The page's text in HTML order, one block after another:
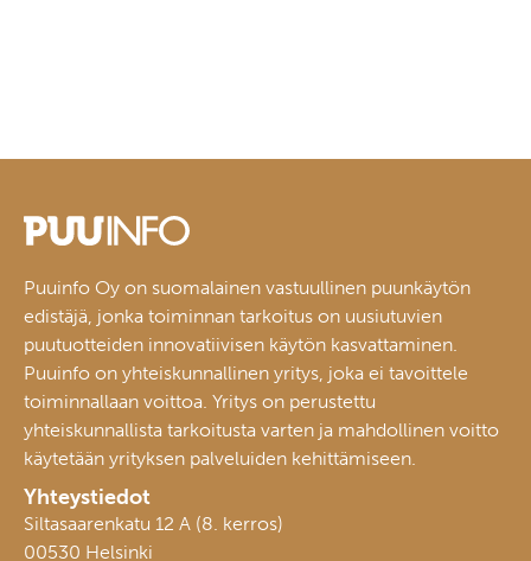
Puuinfo Oy on suomalainen vastuullinen puunkäytön
edistäjä, jonka toiminnan tarkoitus on uusiutuvien
puutuotteiden innovatiivisen käytön kasvattaminen.
Puuinfo on yhteiskunnallinen yritys, joka ei tavoittele
toiminnallaan voittoa. Yritys on perustettu
yhteiskunnallista tarkoitusta varten ja mahdollinen voitto
käytetään yrityksen palveluiden kehittämiseen.
Yhteystiedot
Siltasaarenkatu 12 A (8. kerros)
00530 Helsinki